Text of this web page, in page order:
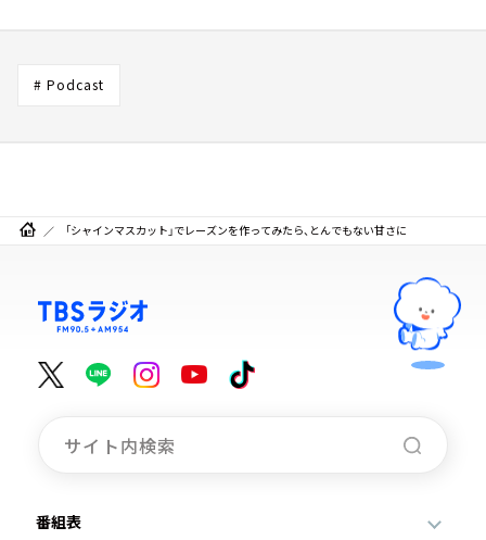
# Podcast
「シャインマスカット」でレーズンを作ってみたら、とんでもない甘さに
番組表